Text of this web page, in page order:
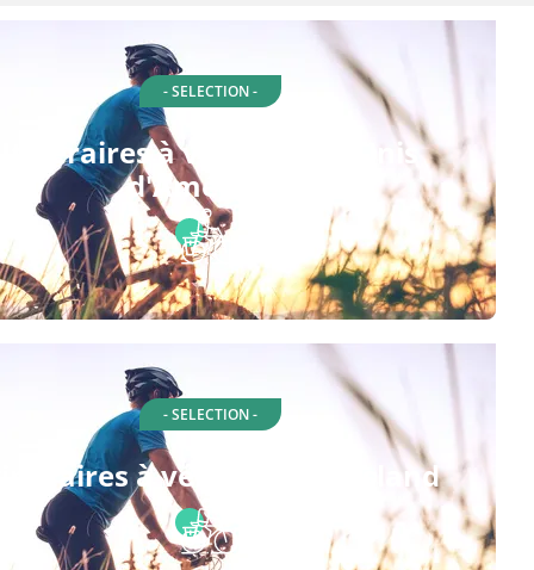
- SELECTION -
Itinéraires à vélo à États-Unis
d'Amérique
- SELECTION -
à vélo à Staten Island